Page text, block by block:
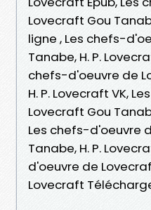
Lovecraft Gou
ligne , Les chefs-
Tanabe, H. P.
chefs-d'oeuvre de
H. P. Lovecraft VK,
Lovecraft Gou
Les chefs-d'oeuvre
Tanabe, H. P.
d'oeuvre de
Lovecraft